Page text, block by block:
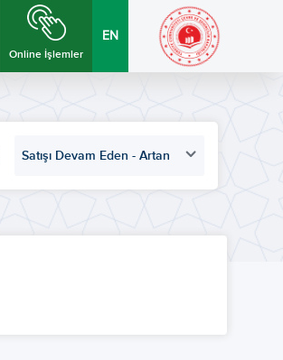
Online İşlemler
EN
Satışı Devam Eden - Artan